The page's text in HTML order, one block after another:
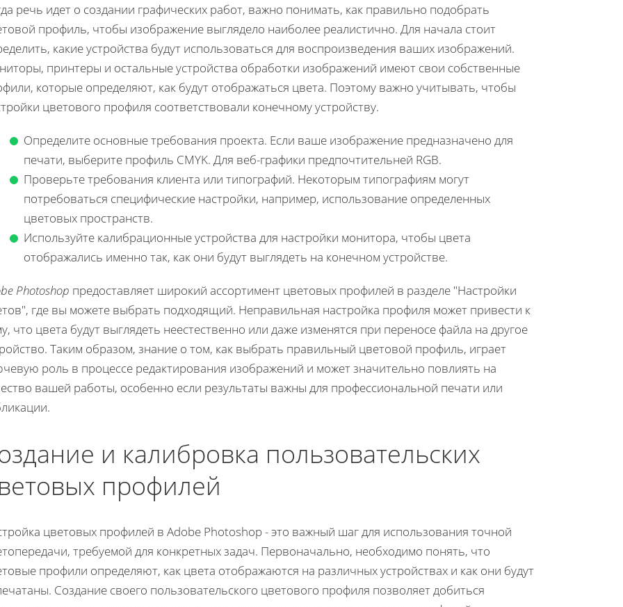
речь идет о создании графических работ, важно понимать, как правильно подобрать
профиль, чтобы изображение выглядело наиболее реалистично. Для начала стоит
какие устройства будут использоваться для воспроизведения ваших изображений.
принтеры и остальные устройства обработки изображений имеют свои собственные
которые определяют, как будут отображаться цвета. Поэтому важно учитывать, чтобы
цветового профиля соответствовали конечному устройству.
Определите основные требования проекта. Если ваше изображение предназначено для
печати, выберите профиль CMYK. Для веб-графики предпочтительней RGB.
Проверьте требования клиента или типографий. Некоторым типографиям могут
потребоваться специфические настройки, например, использование определенных
цветовых пространств.
Используйте калибрационные устройства для настройки монитора, чтобы цвета
отображались именно так, как они будут выглядеть на конечном устройстве.
Photoshop предоставляет широкий ассортимент цветовых профилей в разделе "Настройки
где вы можете выбрать подходящий. Неправильная настройка профиля может привести к
что цвета будут выглядеть неестественно или даже изменятся при переносе файла на другое
Таким образом, знание о том, как выбрать правильный цветовой профиль, играет
роль в процессе редактирования изображений и может значительно повлиять на
вашей работы, особенно если результаты важны для профессиональной печати или
и калибровка пользовательских
профилей
цветовых профилей в Adobe Photoshop - это важный шаг для использования точной
требуемой для конкретных задач. Первоначально, необходимо понять, что
профили определяют, как цвета отображаются на различных устройствах и как они будут
Создание своего пользовательского цветового профиля позволяет добиться